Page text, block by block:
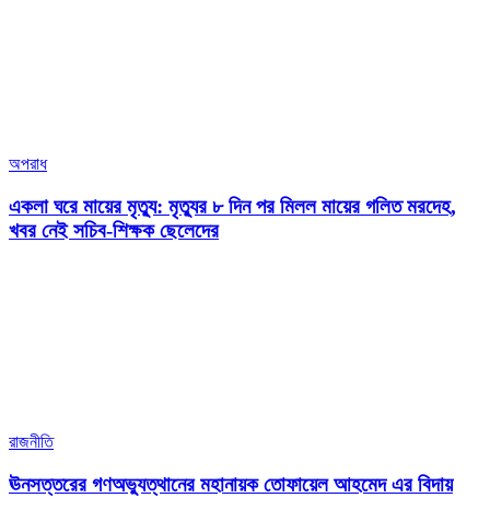
অপরাধ
একলা ঘরে মায়ের মৃত্যু: মৃত্যুর ৮ দিন পর মিলল মায়ের গলিত মরদেহ,
খবর নেই সচিব-শিক্ষক ছেলেদের
রাজনীতি
ঊনসত্তরের গণঅভ্যুত্থানের মহানায়ক তোফায়েল আহমেদ এর বিদায়